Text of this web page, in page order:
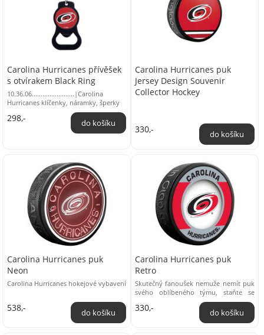
Carolina Hurricanes přívěšek
s otvírakem Black Ring
10.36.06........................|Carolina
Hurricanes klíčenky, náramky, šperky
298,-
Carolina Hurricanes puk
Jersey Design Souvenir
Collector Hockey
330,-
Carolina Hurricanes puk
Neon
Carolina Hurricanes hokejové vybavení
538,-
Carolina Hurricanes puk
Retro
Skutečný fanoušek nemuže nemít puk
svého oblíbeného týmu, staňte se
majiteli oficiálně licencovaného puku v
...
330,-